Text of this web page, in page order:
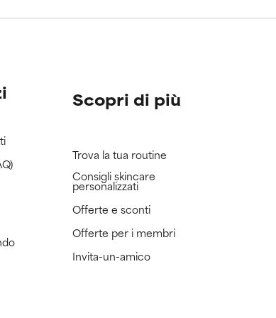
Scopri di più
Trova la tua routine
Consigli skincare
personalizzati
Offerte e sconti
Offerte per i membri
Invita-un-amico